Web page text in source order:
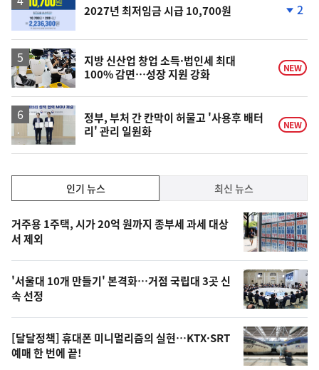
2027년 최저임금 시급 10,700원
하
락
2
지방 신산업 창업 소득·법인세 최대
100% 감면…성장 지원 강화
NEW
정부, 부처 간 칸막이 허물고 '사용후 배터
리' 관리 일원화
NEW
기,
최
신,
오
늘
의
영
상
인기 뉴스 최신 뉴스
인
기
뉴
스
거주용 1주택, 시가 20억 원까지 종부세 과세 대상
서 제외
'서울대 10개 만들기' 본격화…거점 국립대 3곳 신
속 선정
[달달정책] 휴대폰 미니멀리즘의 실현…KTX·SRT
예매 한 번에 끝!